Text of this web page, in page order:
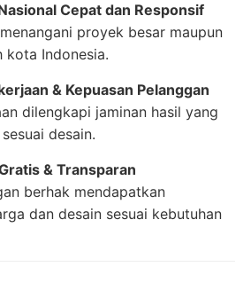
Cepat dan Responsif
proyek besar maupun
kota Indonesia.
& Kepuasan Pelanggan
dilengkapi jaminan hasil yang
desain.
& Transparan
berhak mendapatkan
dan desain sesuai kebutuhan